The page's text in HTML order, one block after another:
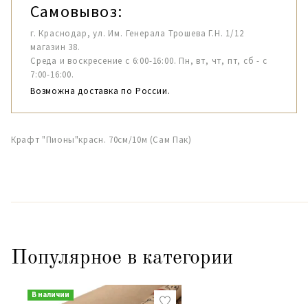
Самовывоз:
г. Краснодар, ул. Им. Генерала Трошева Г.Н. 1/12
магазин 38.
Среда и воскресение с 6:00-16:00. Пн, вт, чт, пт, сб - с
7:00-16:00.
Возможна доставка по России.
Крафт "Пионы"красн. 70см/10м (Сам Пак)
Популярное в категории
В наличии